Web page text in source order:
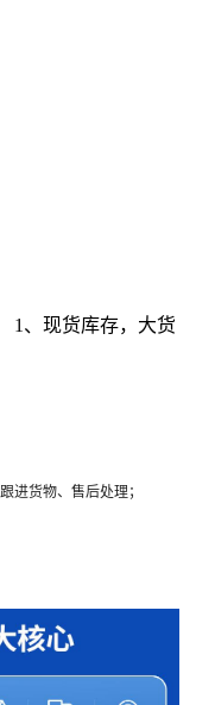
1、现货库存，大货
进货物、售后处理；